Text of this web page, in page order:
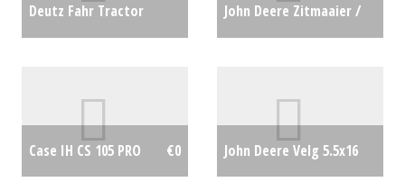
Deutz Fahr Tractor
John Deere Zitmaaier /
Case IH CS 105 PRO €0
John Deere Velg 5.5x16